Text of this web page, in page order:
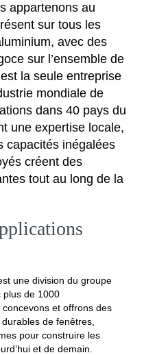
appartenons au
sur tous les
avec des
sur l’ensemble de
la seule entreprise
mondiale de
dans 40 pays du
une expertise locale,
capacités inégalées
créent des
tout au long de la
une division du groupe
plus de 1000
et offrons des
de fenêtres,
pour construire les
et de demain.